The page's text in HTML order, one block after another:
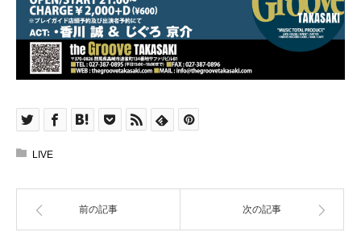
LIVE
前の記事 次の記事